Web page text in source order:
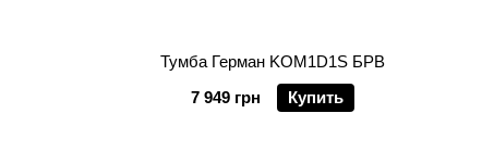
Тумба Герман KOM1D1S БРВ
7 949 грн
Купить